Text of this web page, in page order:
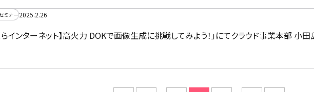
ミナー2025.2.26
くらインターネット】高火力 DOKで画像生成に挑戦してみよう！」にてクラウド事業本部 小